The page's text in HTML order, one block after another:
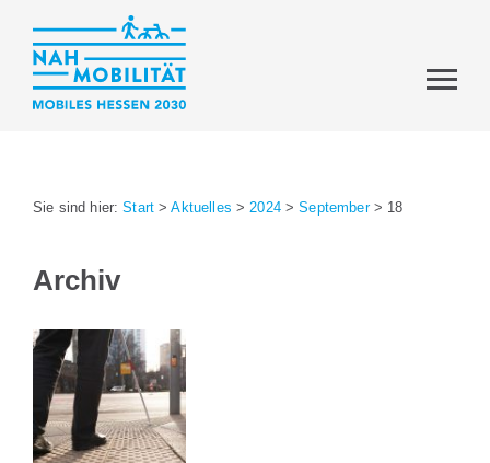
Sie sind hier:Start >Aktuelles >2024>September> 18
Archiv